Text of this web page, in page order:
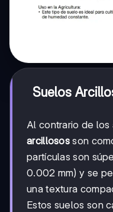
Suelos
Al contrario de
arcillosos son
partículas son
0.002 mm) y se
una textura
Estos suelos son